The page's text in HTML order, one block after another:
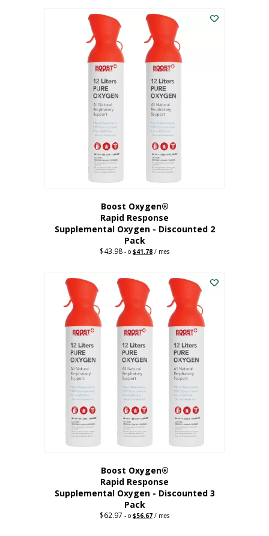
dólares. es:
182,30
dólares.
Boost Oxygen®
Rapid Response
Supplemental Oxygen - Discounted 2
Pack
$43.98 - o Original
$43.98.
$41.78 Current
$41.78.
/ mes
Boost Oxygen®
Rapid Response
Supplemental Oxygen - Discounted 3
Pack
$62.97 - o Precio
$56.67 El
/ mes